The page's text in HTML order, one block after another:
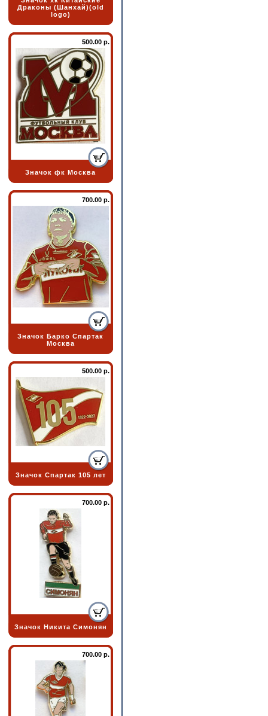
Драконы (Шанхай)(old
logo)
500.00 р.
Значок фк Москва
700.00 р.
Значок Барко Спартак
Москва
500.00 р.
Значок Спартак 105 лет
700.00 р.
Значок Никита Симонян
700.00 р.